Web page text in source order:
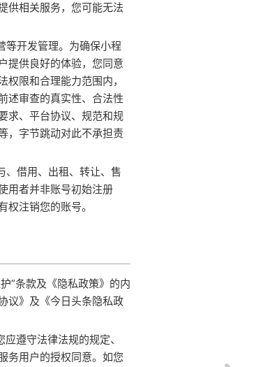
供相关服务，您可能无法
等开发管理。为确保小程
提供良好的体验，您同意
限和合理能力范围内，
述审查的真实性、合法性
求、平台协议、规范和规
，字节跳动对此不承担责
、借用、出租、转让、售
用者并非账号初始注册
注销您的账号。
”条款及《隐私政策》的内
议》及《今日头条隐私政
遵守法律法规的规定、
务用户的授权同意。如您